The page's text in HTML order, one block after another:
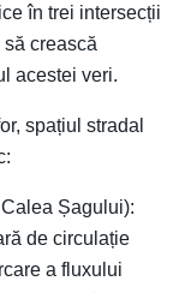
în trei intersecții
crească
acestei veri.
spațiul stradal
Șagului):
de circulație
a fluxului